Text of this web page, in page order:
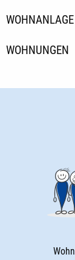
WOHNANLAGE
WOHNUNGEN